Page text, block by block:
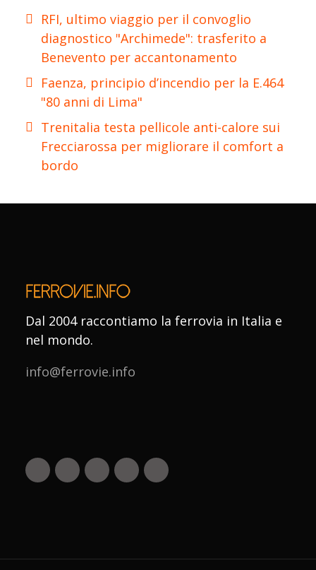
RFI, ultimo viaggio per il convoglio
diagnostico "Archimede": trasferito a
Benevento per accantonamento
Faenza, principio d’incendio per la E.464
"80 anni di Lima"
Trenitalia testa pellicole anti-calore sui
Frecciarossa per migliorare il comfort a
bordo
Dal 2004 raccontiamo la ferrovia in Italia e
nel mondo.
info@ferrovie.info